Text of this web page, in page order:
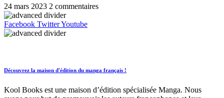
24 mars 2023 2 commentaires
Facebook TwitterYoutube
Découvrez la maison d'édition du manga français !
Kool Books est une maison d’édition spécialisée Manga. Nous